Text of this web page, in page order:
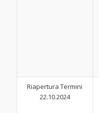
Riapertura Termini
22.10.2024